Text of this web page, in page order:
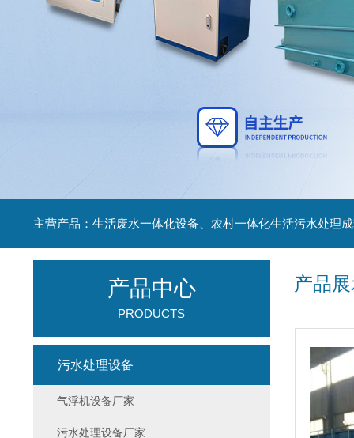
主营产品：生活废水一体化设备、农村一体化生活污水处理
产品
产品中心
PRODUCTS
污水处理设备
气浮机设备厂家
污水处理设备厂家